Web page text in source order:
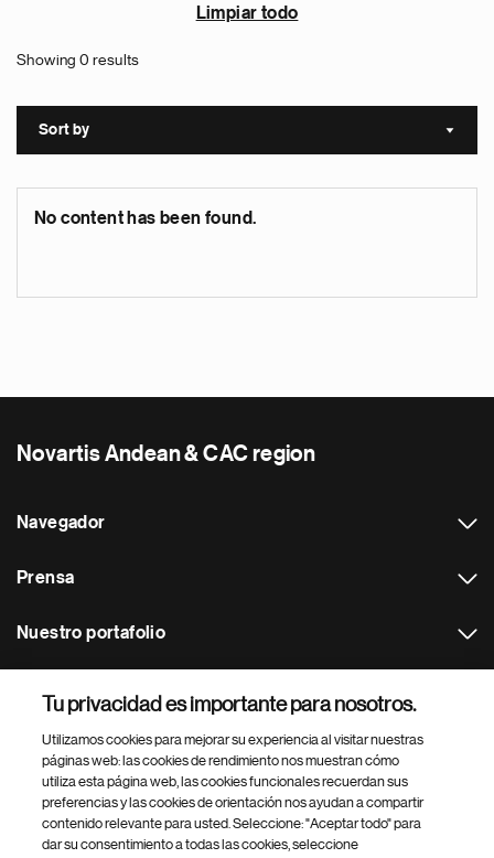
Limpiar todo
Showing 0 results
Sort by Sort
No content has been found.
Novartis Andean & CAC region
Navegador
Prensa
Nuestro portafolio
Footer Site Search
Tu privacidad es importante para nosotros.
Utilizamos cookies para mejorar su experiencia al visitar nuestras
páginas web: las cookies de rendimiento nos muestran cómo
utiliza esta página web, las cookies funcionales recuerdan sus
preferencias y las cookies de orientación nos ayudan a compartir
contenido relevante para usted. Seleccione: "Aceptar todo" para
dar su consentimiento a todas las cookies, seleccione